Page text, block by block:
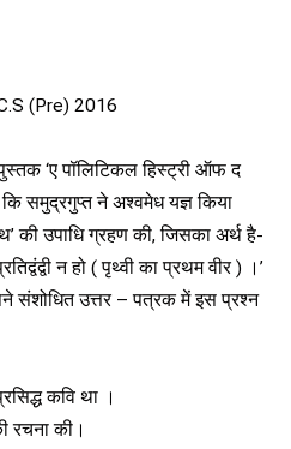
(Pre) 2016
‘ए पॉलिटिकल हिस्ट्री ऑफ द
समुद्रगुप्त ने अश्वमेध यज्ञ किया
की उपाधि ग्रहण की, जिसका अर्थ है-
न हो ( पृथ्वी का प्रथम वीर ) ।’
संशोधित उत्तर – पत्रक में इस प्रश्न
कवि था ।
रचना की।